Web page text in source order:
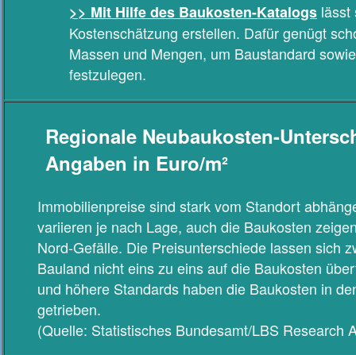
>> Mit Hilfe des Baukosten-Katalogs lässt
Kostenschätzung erstellen. Dafür genügt
Massen und Mengen, um Baustandard
festzulegen.
Regionale Neubaukosten-
Angaben in Euro/m²
Immobilienpreise sind stark vom Standort
variieren je nach Lage, auch die Baukosten
Nord-Gefälle. Die Preisunterschiede lassen sich
Bauland nicht eins zu eins auf die Baukosten
und höhere Standards haben die Baukosten in
getrieben.
(Quelle: Statistisches Bundesamt/LBS Research